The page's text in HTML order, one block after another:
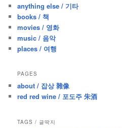
h
anything else / 기타
books / 책
movies / 영화
music / 음악
places / 여행
PAGES
about / 잡상 雜像
red red wine / 포도주 朱酒
TAGS / 글딱지